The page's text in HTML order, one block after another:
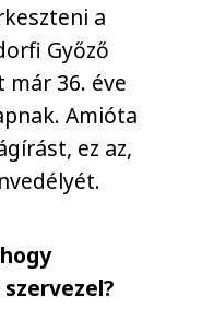
a
Győző
már 36. éve
Amióta
ez az,